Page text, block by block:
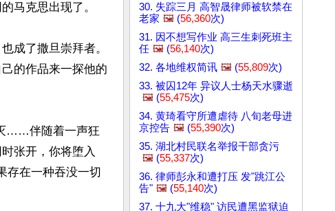
马克思出现了。
成了撒旦崇拜者。
的作品来一探他的
……伴随着一声狂
张开，你将堕入
存在一种吞没一切
30. 失踪三月 高智晟律师被软禁在
老家 🖼️ (56,360次)
31. 因不想写作业 高三生刺死班主
任 🖼️ (56,140次)
32. 各地维权简讯 🖼️ (55,809次)
33. 被囚12年 异议人士杨天水骤逝
🖼️ (55,475次)
34. 黄琦看守所遭虐待 八旬老母进
京控告 🖼️ (55,390次)
35. 湖北村民联名举报干部贪污
🖼️ (55,337次)
36. 律师彭永和遭打压 发"跳江公
告" 🖼️ (55,140次)
37. 十九大"维稳" 访民遭黑监狱迫